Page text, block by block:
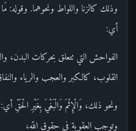
وذلك كالزنا واللواط ونحوهما. وقوله:
أي:
الفواحش التي تتعلق بحركات البدن،
القلوب، كالكبر والعجب والرياء
ونحو ذلك، وَالْإِثْمَ وَالْبَغْيَ بِغَيْرِ الْحَقِّ أي:
وتوجب العقوبة في حقوق اللّه،